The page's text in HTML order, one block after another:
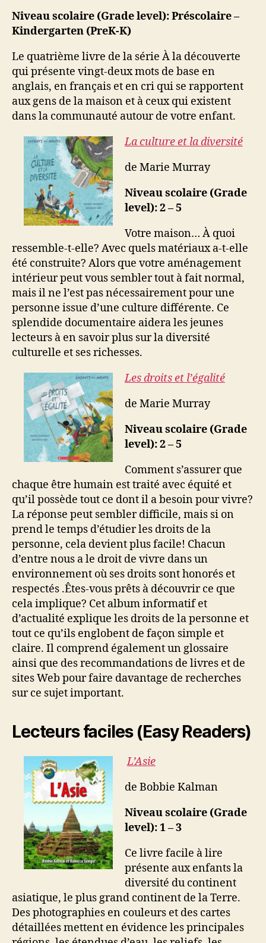
Niveau scolaire (Grade level): Préscolaire –
Kindergarten (PreK-K)
Le quatrième livre de la série À la découverte
qui présente vingt-deux mots de base en
anglais, en français et en cri qui se rapportent
aux gens de la maison et à ceux qui existent
dans la communauté autour de votre enfant.
La culture et la diversité
de Marie Murray
Niveau scolaire (Grade
level): 2 – 5
Votre maison… À quoi
ressemble-t-elle? Avec quels matériaux a-t-elle
été construite? Alors que votre aménagement
intérieur peut vous sembler tout à fait normal,
mais il ne l’est pas nécessairement pour une
personne issue d’une culture différente. Ce
splendide documentaire aidera les jeunes
lecteurs à en savoir plus sur la diversité
culturelle et ses richesses.
Les droits et l’égalité
de Marie Murray
Niveau scolaire (Grade
level): 2 – 5
Comment s’assurer que
chaque être humain est traité avec équité et
qu’il possède tout ce dont il a besoin pour vivre?
La réponse peut sembler difficile, mais si on
prend le temps d’étudier les droits de la
personne, cela devient plus facile! Chacun
d’entre nous a le droit de vivre dans un
environnement où ses droits sont honorés et
respectés .Êtes-vous prêts à découvrir ce que
cela implique? Cet album informatif et
d’actualité explique les droits de la personne et
tout ce qu’ils englobent de façon simple et
claire. Il comprend également un glossaire
ainsi que des recommandations de livres et de
sites Web pour faire davantage de recherches
sur ce sujet important.
Lecteurs faciles (Easy Readers)
L’Asie
de Bobbie Kalman
Niveau scolaire (Grade
level): 1 – 3
Ce livre facile à lire
présente aux enfants la
diversité du continent
asiatique, le plus grand continent de la Terre.
Des photographies en couleurs et des cartes
détaillées mettent en évidence les principales